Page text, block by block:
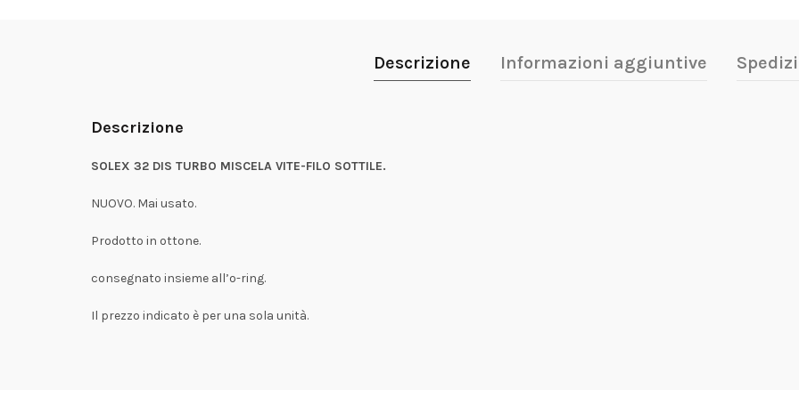
Descrizione Informazioni aggiuntive
Descrizione
SOLEX 32 DIS TURBO MISCELA VITE-FILO SOTTILE.
NUOVO. Mai usato.
Prodotto in ottone.
consegnato insieme all’o-ring.
Il prezzo indicato è per una sola unità.